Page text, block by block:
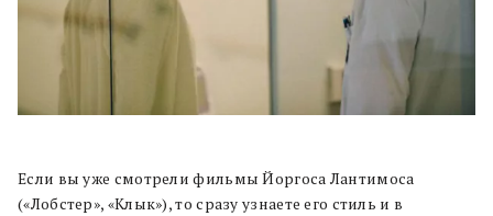
Если вы уже смотрели фильмы Йоргоса Лантимоса
(«Лобстер», «Клык»), то сразу узнаете его стиль и в